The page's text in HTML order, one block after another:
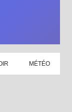
MÉTÉO